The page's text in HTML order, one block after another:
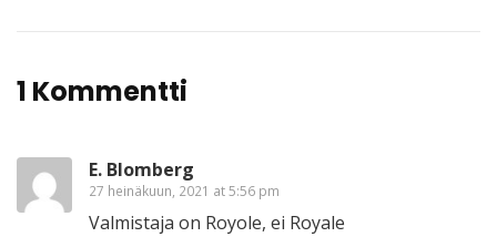
1 Kommentti
E. Blomberg
27 heinäkuun, 2021 at 5:56 pm
Valmistaja on Royole, ei Royale